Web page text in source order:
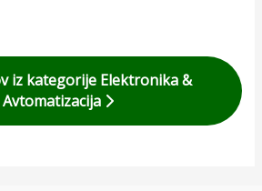
iz kategorije Elektronika &
Avtomatizacija